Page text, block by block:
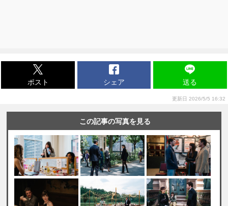
ポスト シェア 送る
更新日 2026/5/5 16:32
この記事の写真を見る